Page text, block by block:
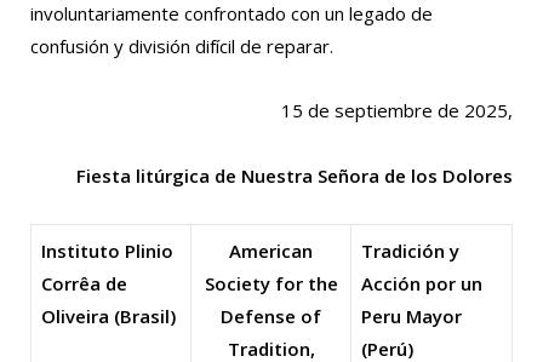
involuntariamente confrontado con un legado de
confusión y división difícil de reparar.
15 de septiembre de 2025,
Fiesta litúrgica de Nuestra Señora de los Dolores
Instituto Plinio
Corrêa de
Oliveira (Brasil)
American
Society for the
Defense of
Tradition,
Tradición y
Acción por un
Peru Mayor
(Perú)